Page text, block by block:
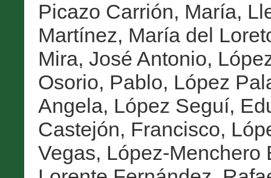
Picazo Carrión, María,
Martínez, María del
Mira, José Antonio,
Osorio, Pablo, López
Angela, López Seguí,
Castejón, Francisco,
Vegas, López-Menchero